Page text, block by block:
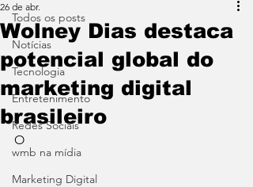
Todos os posts
Notícias
Tecnologia
Entretenimento
Redes Sociais
wmb na mídia
Marketing Digital
Wolney Dias destaca
potencial global do
marketing digital
brasileiro
26 de abr.
O